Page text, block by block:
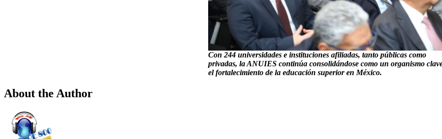
Con 244 universidades e instituciones afiliadas, tanto públicas como
privadas, la ANUIES continúa consolidándose como un organismo
el fortalecimiento de la educación superior en México.
About the Author